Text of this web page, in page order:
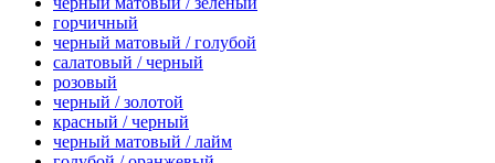
горчичный
черный матовый / голубой
салатовый / черный
розовый
черный / золотой
красный / черный
черный матовый / лайм